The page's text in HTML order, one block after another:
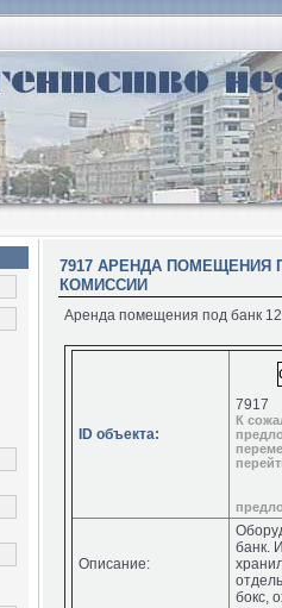
7917 АРЕНДА ПОМЕЩЕНИЯ
КОМИССИИ
Аренда помещения под банк
ID объекта:
7917
К
Описание:
банк.
бокс,